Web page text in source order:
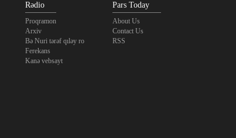
Rədio
Proqramon
Arxiv
Bə Nuri tərəf qıləy ro
Ferekans
Kanə vebsayt
Pars Today
About Us
Contact Us
RSS